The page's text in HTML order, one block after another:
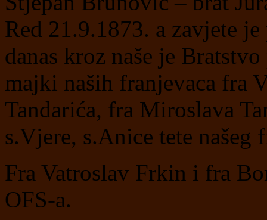
Red 21.9.1873. a zavjete
danas kroz naše je
majki naših franjevaca fra
Tandarića, fra Miroslava
s.Vjere, s.Anice tete
Fra Vatroslav Frkin i fra
OFS-a.